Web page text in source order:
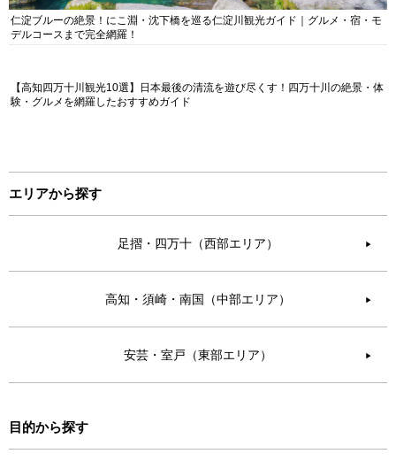
仁淀ブルーの絶景！にこ淵・沈下橋を巡る仁淀川観光ガイド｜グルメ・宿・モ
デルコースまで完全網羅！
【高知四万十川観光10選】日本最後の清流を遊び尽くす！四万十川の絶景・体
験・グルメを網羅したおすすめガイド
エリアから探す
足摺・四万十（西部エリア） ▶︎
高知・須崎・南国（中部エリア） ▶︎
安芸・室戸（東部エリア） ▶︎
目的から探す